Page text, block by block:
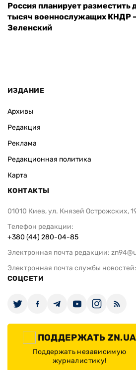
Россия планирует разместить
тысяч военнослужащих КНДР
Зеленский
ИЗДАНИЕ
Архивы
Редакция
Реклама
Редакционная политика
Карта
КОНТАКТЫ
01010 Киев, ул. Князей Острожских,
Телефон редакции:
+380 (44) 280-04-85
Электронная почта редакции:
Электронная почта службы новостей:
СОЦСЕТИ
ПОДДЕРЖАТЬ ZN.UA
Поддержать независимую
журналистику!